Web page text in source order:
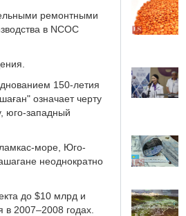
ремонтными
в NCOC
150-летия
означает черту
юго-западный
море, Юго-
неоднократно
до $10 млрд и
2007–2008 годах.